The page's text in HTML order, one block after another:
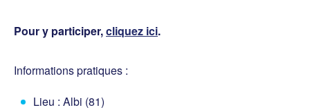
Pour y participer,cliquez ici.
Informations pratiques :
Lieu : Albi (81)